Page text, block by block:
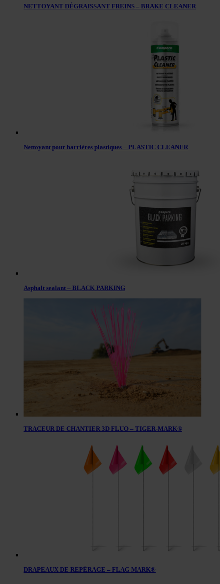
NETTOYANT DÉGRAISSANT FREINS – BRAKE CLEANER
Nettoyant pour barrières plastiques – PLASTIC CLEANER
Asphalt sealant – BLACK PARKING
TRACEUR DE CHANTIER 3D FLUO – TIGER-MARK®
DRAPEAUX DE REPÉRAGE – FLAG MARK®